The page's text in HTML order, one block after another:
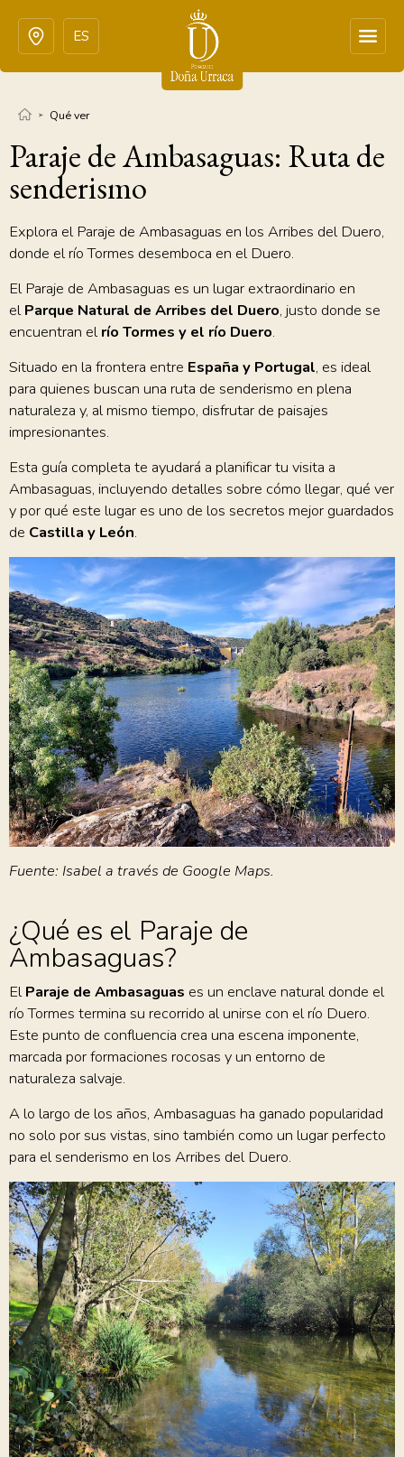
ES
Qué ver
Paraje de Ambasaguas: Ruta de
senderismo
Explora el Paraje de Ambasaguas en los Arribes del Duero,
donde el río Tormes desemboca en el Duero.
El Paraje de Ambasaguas es un lugar extraordinario en
elParque Natural de Arribes del Duero, justo donde se
encuentran elrío Tormes y el río Duero.
Situado en la frontera entre España y Portugal, es ideal
para quienes buscan una ruta de senderismo en plena
naturaleza y, al mismo tiempo, disfrutar de paisajes
impresionantes.
Esta guía completa te ayudará a planificar tu visita a
Ambasaguas, incluyendo detalles sobre cómo llegar, qué ver
y por qué este lugar es uno de los secretos mejor guardados
de Castilla y León.
Fuente: Isabel a través de Google Maps.
¿Qué es el Paraje de
Ambasaguas?
ElParaje de Ambasaguas es un enclave natural donde el
río Tormes termina su recorrido al unirse con el río Duero.
Este punto de confluencia crea una escena imponente,
marcada por formaciones rocosas y un entorno de
naturaleza salvaje.
A lo largo de los años, Ambasaguas ha ganado popularidad
no solo por sus vistas, sino también como un lugar perfecto
para el senderismo en los Arribes del Duero.